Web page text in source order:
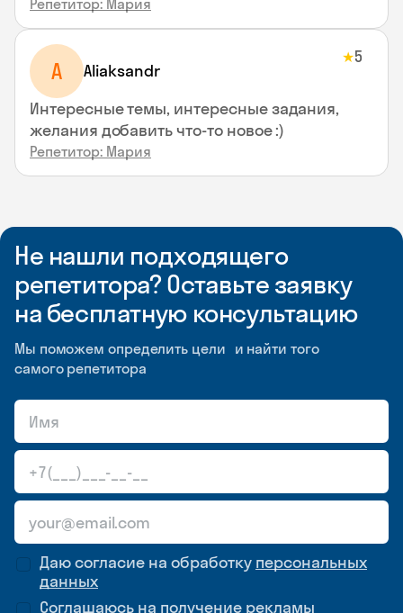
Репетитор: Мария
A Aliaksandr
★5
Интересные темы, интересные задания,
желания добавить что-то новое :)
Репетитор: Мария
Не нашли подходящего
репетитора? Оставьте заявку
на бесплатную консультацию
Мы поможем определить цели и найти того
самого репетитора
Даю согласие на обработку персональных
данных
Соглашаюсь на получение рекламы